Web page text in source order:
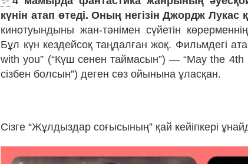
күнін атап өтеді. Оның негізін Джордж Лукас
кинотуындыны жан-тәнімен сүйетін
Бұл күн кездейсоқ таңдалған жоқ. Фильмдегі
with you” (“Күш сенен таймасын”) — “May the 4th
сізбен болсын”) деген сөз ойынына ұласқан.
Сізге “Жұлдыздар соғысының” қай кейіпкері